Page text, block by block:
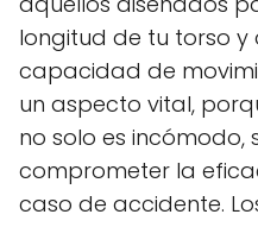
longitud de tu torso y
capacidad de
un aspecto vital,
no solo es
comprometer la
caso de accidente.